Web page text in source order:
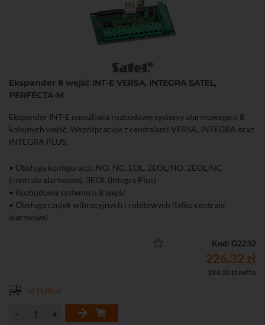
Ekspander 8 wejść INT-E VERSA, INTEGRA SATEL,
PERFECTA-M
Ekspander INT-E umożliwia rozbudowę systemy alarmowego o 8
kolejnych wejść. Współpracuje z centralami VERSA, INTEGRA oraz
INTEGRA PLUS.
• Obsługa konfiguracji: NO, NC, EOL, 2EOL/NO, 2EOL/NC
(centrale alarmowe), 3EOL (Integra Plus)
• Rozbudowa systemu o 8 wejść
• Obsługa czujek wibracyjnych i roletowych (tylko centrale
alarmowe)
PERFECTA, PERFECTA-T, ACCO-NT, PERFECTA-M
Kod: G2232
226,32 zł
184,00 zł netto
od 11,00 zł